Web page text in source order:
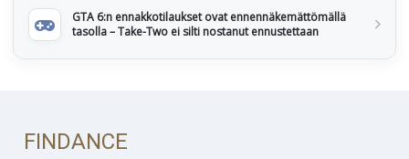
GTA 6:n ennakkotilaukset ovat ennennäkemättömällä
tasolla – Take-Two ei silti nostanut ennustettaan
FINDANCE